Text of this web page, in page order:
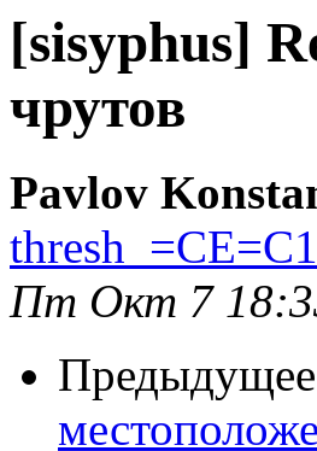
[sisyphus]
чрутов
Pavlov
Пт Окт 7